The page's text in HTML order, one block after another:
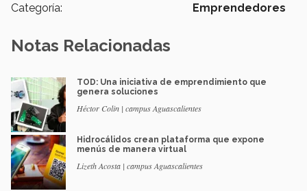
Categoría: Emprendedores
Notas Relacionadas
TOD: Una iniciativa de emprendimiento que
genera soluciones
Héctor Colin | campus Aguascalientes
Hidrocálidos crean plataforma que expone
menús de manera virtual
Lizeth Acosta | campus Aguascalientes